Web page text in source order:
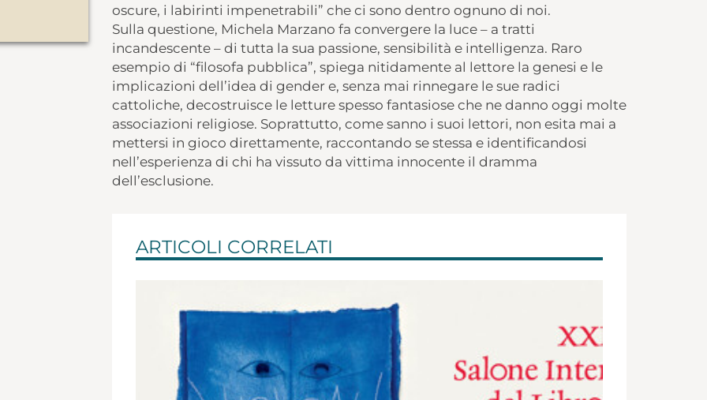
oscure, i labirinti impenetrabili” che ci sono dentro ognuno di noi.
Sulla questione, Michela Marzano fa convergere la luce – a tratti
incandescente – di tutta la sua passione, sensibilità e intelligenza. Raro
esempio di “filosofa pubblica”, spiega nitidamente al lettore la genesi e le
implicazioni dell’idea di gender e, senza mai rinnegare le sue radici
cattoliche, decostruisce le letture spesso fantasiose che ne danno oggi molte
associazioni religiose. Soprattutto, come sanno i suoi lettori, non esita mai a
mettersi in gioco direttamente, raccontando se stessa e identificandosi
nell’esperienza di chi ha vissuto da vittima innocente il dramma
dell’esclusione.
ARTICOLI CORRELATI